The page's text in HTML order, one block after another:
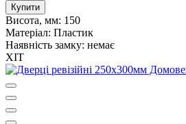
Купити
Висота, мм: 150
Матеріал: Пластик
Наявність замку: немає
ХІТ